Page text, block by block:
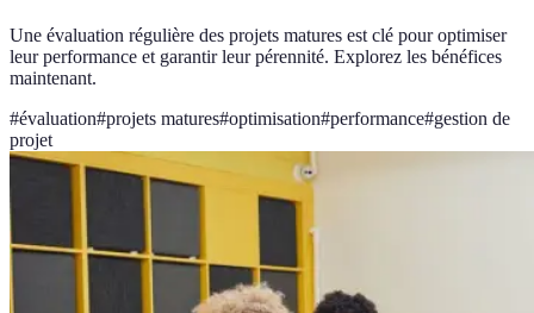
Une évaluation régulière des projets matures est clé pour optimiser
leur performance et garantir leur pérennité. Explorez les bénéfices
maintenant.
#évaluation#projets matures#optimisation#performance#gestion de
projet